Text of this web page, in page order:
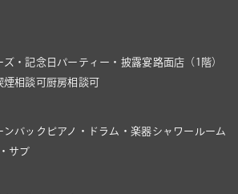
ズ・記念日 パーティー・披露宴路面店（1階）
煙相談可 厨房相談可
ンバック ピアノ・ドラム・楽器シャワールーム
サブ